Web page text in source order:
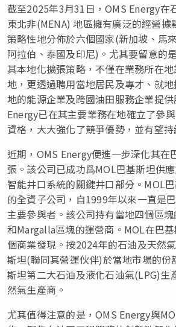
截至2025年3月31日，OMS Energy在
東北非(MENA) 地區擁有廣泛的經營據
策略性地分佈於六個國家(新加坡、馬
阿拉伯、泰國及印尼)。尤其要留意的
其本地化擴張策略，不僅在業務所在
地，更透過聘用當地居民及專才、就
地的能源企業及跨國油田服務企業提
Energy已在其主要業務在地確立了參
資格，大大強化了競爭優勢，並有望
近期，OMS Energy便進一步深化其在
張。該公司已成功爲MOL巴基斯坦供
智能井口系統的關鍵井口部分。MOL
的全資子公司，自1999年以來一直是
主要參與者。該公司持有當地四個區
和Margalla區塊的運營商。MOL在巴
個商業發現。按2024年的石油及天然
斯坦(聯同其營運伙伴)於當地市場的份
斯坦第二大石油及液化石油氣(LPG)生
然氣生產商。
尤其值得注意的是，OMS Energy與